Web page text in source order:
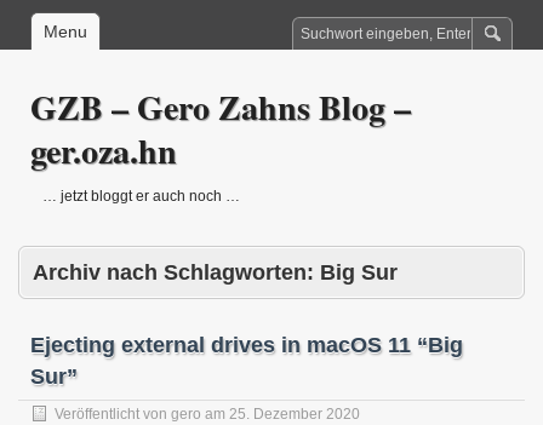
Menu
GZB – Gero Zahns Blog –
ger.oza.hn
… jetzt bloggt er auch noch …
Archiv nach Schlagworten: Big Sur
Ejecting external drives in macOS 11 “Big
Sur”
Veröffentlicht von gero am 25. Dezember 2020